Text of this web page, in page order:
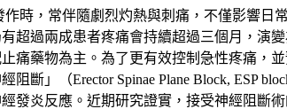
時，常伴隨劇烈灼熱與刺痛，不僅影響
過兩成患者疼痛會持續超過三個月，演
痛藥物為主。為了更有效控制急性疼痛，
斷」（Erector Spinae Plane Block, ESP
發炎反應。近期研究證實，接受神經阻斷